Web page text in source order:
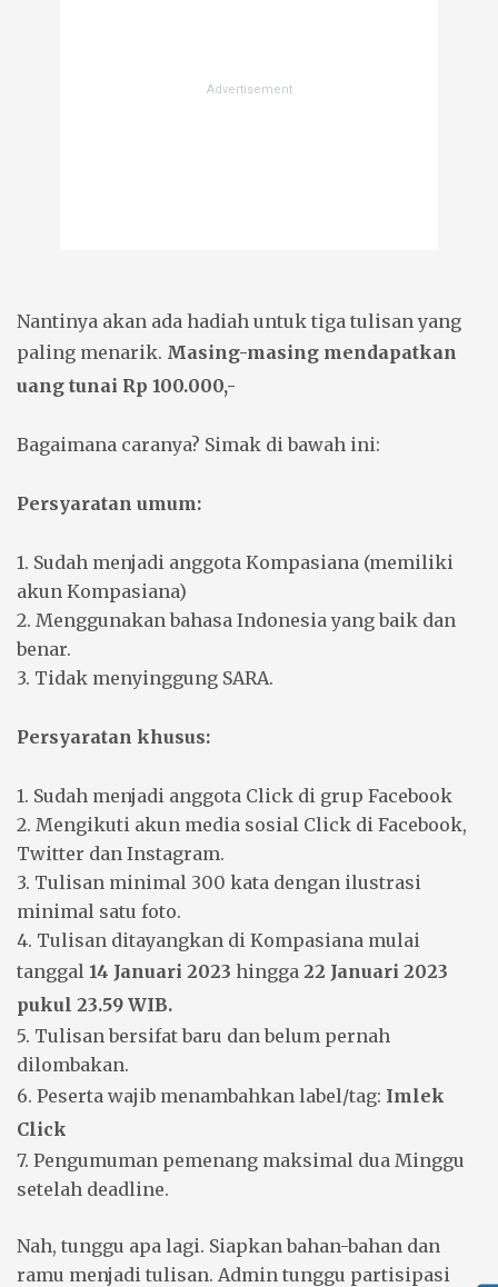
Nantinya akan ada hadiah untuk tiga tulisan yang
paling menarik. Masing-masing mendapatkan
uang tunai Rp 100.000,-
Bagaimana caranya? Simak di bawah ini:
Persyaratan umum:
1. Sudah menjadi anggota Kompasiana (memiliki
akun Kompasiana)
2. Menggunakan bahasa Indonesia yang baik dan
benar.
3. Tidak menyinggung SARA.
Persyaratan khusus:
1. Sudah menjadi anggota Click di grup Facebook
2. Mengikuti akun media sosial Click di Facebook,
Twitter dan Instagram.
3. Tulisan minimal 300 kata dengan ilustrasi
minimal satu foto.
4. Tulisan ditayangkan di Kompasiana mulai
tanggal 14 Januari 2023 hingga 22 Januari 2023
pukul 23.59 WIB.
5. Tulisan bersifat baru dan belum pernah
dilombakan.
6. Peserta wajib menambahkan label/tag: Imlek
Click
7. Pengumuman pemenang maksimal dua Minggu
setelah deadline.
Nah, tunggu apa lagi. Siapkan bahan-bahan dan
ramu menjadi tulisan. Admin tunggu partisipasi